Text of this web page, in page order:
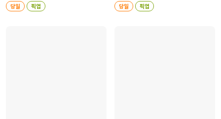
당일 픽업 당일 픽업